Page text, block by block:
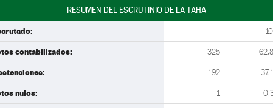
RESUMEN DEL ESCRUTINIO DE LA TAHA
contabilizados: 325
192
nulos: 1